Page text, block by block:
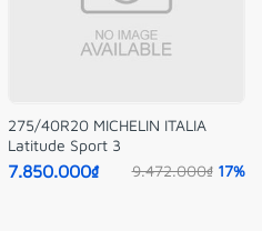
275/40R20 MICHELIN ITALIA
Latitude Sport 3
7.850.000₫ 9.472.000₫ 17%